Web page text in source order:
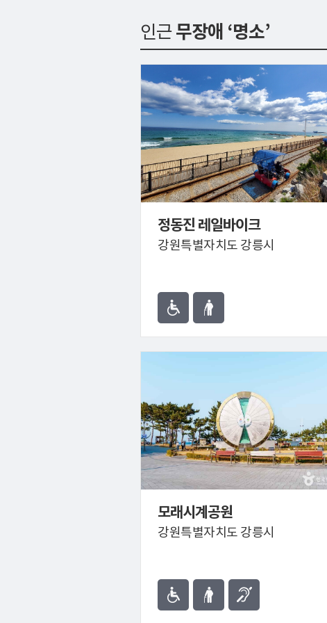
인근무장애 ‘명소’
정동진 레일바이크
강원특별자치도 강릉시
모래시계공원
강원특별자치도 강릉시